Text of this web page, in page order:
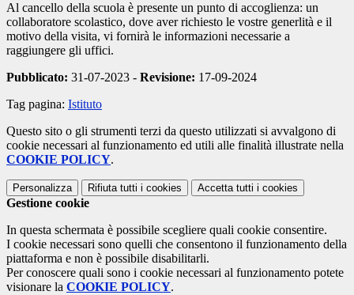
Al cancello della scuola è presente un punto di accoglienza: un
collaboratore scolastico, dove aver richiesto le vostre generlità e il
motivo della visita, vi fornirà le informazioni necessarie a
raggiungere gli uffici.
Pubblicato: 31-07-2023 - Revisione: 17-09-2024
Tag pagina: Istituto
Questo sito o gli strumenti terzi da questo utilizzati si avvalgono di
cookie necessari al funzionamento ed utili alle finalità illustrate nella
COOKIE POLICY.
Personalizza Rifiuta tutti i cookies Accetta tutti i cookies
Gestione cookie
In questa schermata è possibile scegliere quali cookie consentire.
I cookie necessari sono quelli che consentono il funzionamento della
piattaforma e non è possibile disabilitarli.
Per conoscere quali sono i cookie necessari al funzionamento potete
visionare la COOKIE POLICY.